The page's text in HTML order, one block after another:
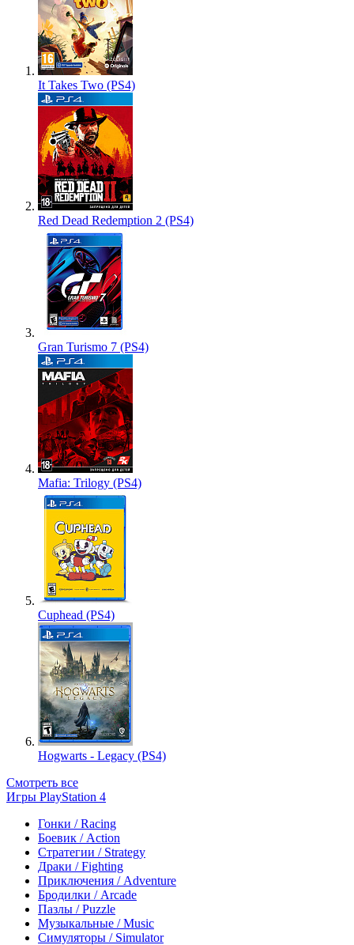
It Takes Two (PS4)
Red Dead Redemption 2 (PS4)
Gran Turismo 7 (PS4)
Mafia: Trilogy (PS4)
Cuphead (PS4)
Hogwarts - Legacy (PS4)
Смотреть все
Игры PlayStation 4
Гонки / Racing
Боевик / Action
Стратегии / Strategy
Драки / Fighting
Приключения / Adventure
Бродилки / Arcade
Пазлы / Puzzle
Музыкальные / Music
Симуляторы / Simulator